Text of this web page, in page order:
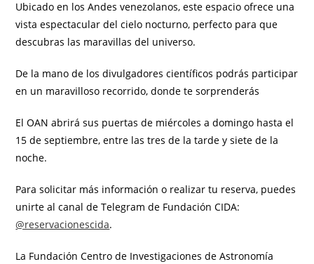
Ubicado en los Andes venezolanos, este espacio ofrece una
vista espectacular del cielo nocturno, perfecto para que
descubras las maravillas del universo.
De la mano de los divulgadores científicos podrás participar
en un maravilloso recorrido, donde te sorprenderás
El OAN abrirá sus puertas de miércoles a domingo hasta el
15 de septiembre, entre las tres de la tarde y siete de la
noche.
Para solicitar más información o realizar tu reserva, puedes
unirte al canal de Telegram de Fundación CIDA:
@reservacionescida.
La Fundación Centro de Investigaciones de Astronomía